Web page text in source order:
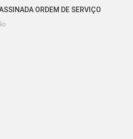
ORDEM DE SERVIÇO